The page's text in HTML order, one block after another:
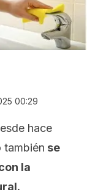
00:29
hace
también se
la